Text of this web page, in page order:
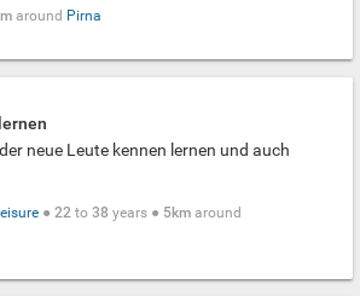
around Pirna
neue Leute kennen lernen und auch
● 22 to 38 years ● 5km around